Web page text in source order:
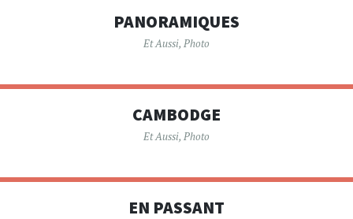
PANORAMIQUES
Et Aussi, Photo
CAMBODGE
Et Aussi, Photo
EN PASSANT